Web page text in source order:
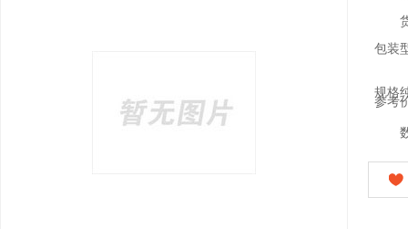
包装
规格
参考